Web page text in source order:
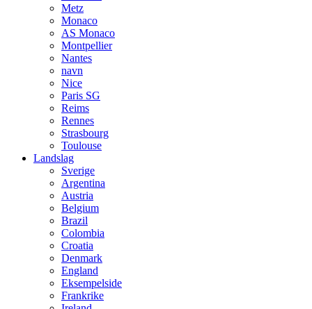
Metz
Monaco
AS Monaco
Montpellier
Nantes
navn
Nice
Paris SG
Reims
Rennes
Strasbourg
Toulouse
Landslag
Sverige
Argentina
Austria
Belgium
Brazil
Colombia
Croatia
Denmark
England
Eksempelside
Frankrike